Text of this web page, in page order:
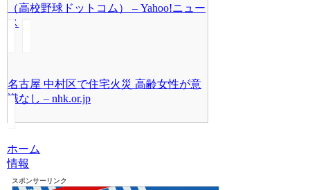
（高校野球ドットコム） – Yahoo!ニュー
ス
名古屋 中村区で住宅火災 高齢女性が意
識なし – nhk.or.jp
ホーム
情報
スポンサーリンク